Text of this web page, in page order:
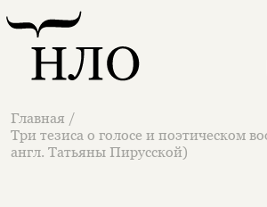
Главная /
Три тезиса о голосе и поэтическом
англ. Татьяны Пирусской)